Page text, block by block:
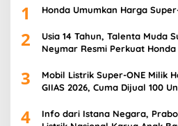
1 Honda Umumkan Harga
2
Usia 14 Tahun, Talenta Muda
Neymar Resmi Perkuat
3
Mobil Listrik Super-ONE Milik
GIIAS 2026, Cuma Dijual 100
4
Info dari Istana Negara, Prabowo Segera Merilis Motor